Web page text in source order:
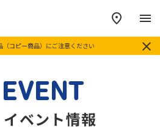
（コピー商品）にご注意ください
メ
ベント情報